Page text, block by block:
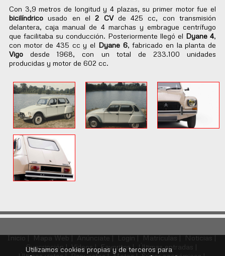
Con 3,9 metros de longitud y 4 plazas, su primer motor fue el
bicilíndricousado en el 2 CVde 425 cc, con transmisión
delantera, caja manual de 4 marchas y embrague centrífugo
que facilitaba su conducción. Posteriormente llegó el Dyane 4
con motor de 435 cc y el Dyane 6,fabricado en la planta de
Vigodesde 1968,
con un total de 233.100 unidades
producidas y motor de 602 cc.
Inicio | Mapa Web | Anúnciate | Login | Matrículas | Noticias |
Suscripción | Vídeos | Favoritos | Últimas entradas |
Utilizamos cookies propias y de terceros para